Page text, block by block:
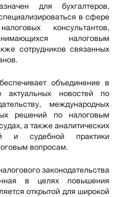
для бухгалтеров,
в сфере
консультантов,
налоговым
сотрудников связанных
объединение в
актуальных новостей по
международных
решений по налоговым
а также аналитических
и судебной практики
вопросам.
законодательства
в целях повышения
открытой для широкой